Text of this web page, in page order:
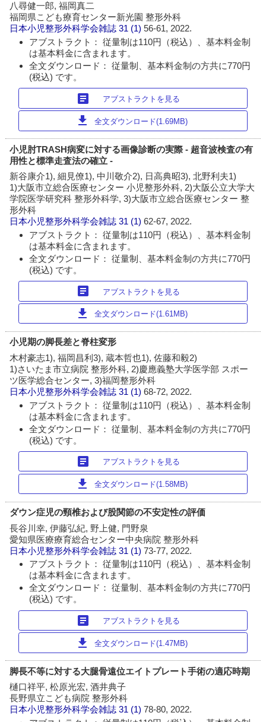
八尋健一郎, 福岡真二
福岡県こども療育センター新光園 整形外科
日本小児整形外科学会雑誌 31 (1)56-61, 2022.
アブストラクト： 従量制は110円（税込）、基本料金制
は基本料金に含まれます。
全文ダウンロード： 従量制、基本料金制の方共に770円
(税込) です。
article アブストラクトを見る
download 全文ダウンロード(1.69MB)
小児肘TRASH病変に対する画像診断の実際 - 超音波検査の有
用性と標準走査法の確立 -
新谷康介1), 細見僚1), 中川敬介2), 日高典昭3), 北野利夫1)
1)大阪市立総合医療センター 小児整形外科, 2)大阪公立大学大
学院医学研究科 整形外科学, 3)大阪市立総合医療センター 整
形外科
日本小児整形外科学会雑誌 31 (1)62-67, 2022.
アブストラクト： 従量制は110円（税込）、基本料金制
は基本料金に含まれます。
全文ダウンロード： 従量制、基本料金制の方共に770円
(税込) です。
article アブストラクトを見る
download 全文ダウンロード(1.61MB)
小児期の脚長差と脊柱変形
木村豪志1), 福岡昌利3), 蔵本哲也1), 佐藤和毅2)
1)さいたま市立病院 整形外科, 2)慶應義塾大学医学部 スポー
ツ医学総合センター, 3)福岡整形外科
日本小児整形外科学会雑誌 31 (1)68-72, 2022.
アブストラクト： 従量制は110円（税込）、基本料金制
は基本料金に含まれます。
全文ダウンロード： 従量制、基本料金制の方共に770円
(税込) です。
article アブストラクトを見る
download 全文ダウンロード(1.58MB)
ダウン症児の頸椎および股関節の不安定性の評価
長谷川幸, 伊藤弘紀, 野上健, 門野泉
愛知県医療療育総合センター中央病院 整形外科
日本小児整形外科学会雑誌 31 (1)73-77, 2022.
アブストラクト： 従量制は110円（税込）、基本料金制
は基本料金に含まれます。
全文ダウンロード： 従量制、基本料金制の方共に770円
(税込) です。
article アブストラクトを見る
download 全文ダウンロード(1.47MB)
脚長不等に対する大腿骨遠位エイトプレート手術の適応時期
樋口祥平, 松原光宏, 酒井典子
長野県立こども病院 整形外科
日本小児整形外科学会雑誌 31 (1)78-80, 2022.